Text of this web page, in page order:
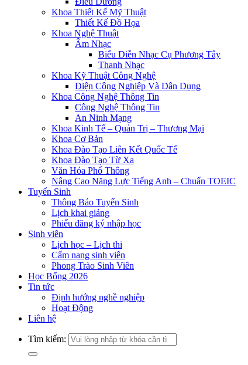
Khoa Thiết Kế Mỹ Thuật
Thiết Kế Đồ Họa
Khoa Nghệ Thuật
Âm Nhạc
Biểu Diễn Nhạc Cụ Phương Tây
Thanh Nhạc
Khoa Kỹ Thuật Công Nghệ
Điện Công Nghiệp Và Dân Dụng
Khoa Công Nghệ Thông Tin
Công Nghệ Thông Tin
An Ninh Mạng
Khoa Kinh Tế – Quản Trị – Thương Mại
Khoa Cơ Bản
Khoa Đào Tạo Liên Kết Quốc Tế
Khoa Đào Tạo Từ Xa
Văn Hóa Phổ Thông
Nâng Cao Năng Lực Tiếng Anh – Chuẩn TOEIC
Tuyển Sinh
Thông Báo Tuyển Sinh
Lịch khai giảng
Phiếu đăng ký nhập học
Sinh viên
Lịch học – Lịch thi
Cẩm nang sinh viên
Phong Trào Sinh Viên
Học Bổng 2026
Tin tức
Định hướng nghề nghiệp
Hoạt Động
Liên hệ
Tìm kiếm: